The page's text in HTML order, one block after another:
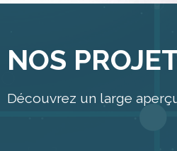
NOS
Découvrez un large